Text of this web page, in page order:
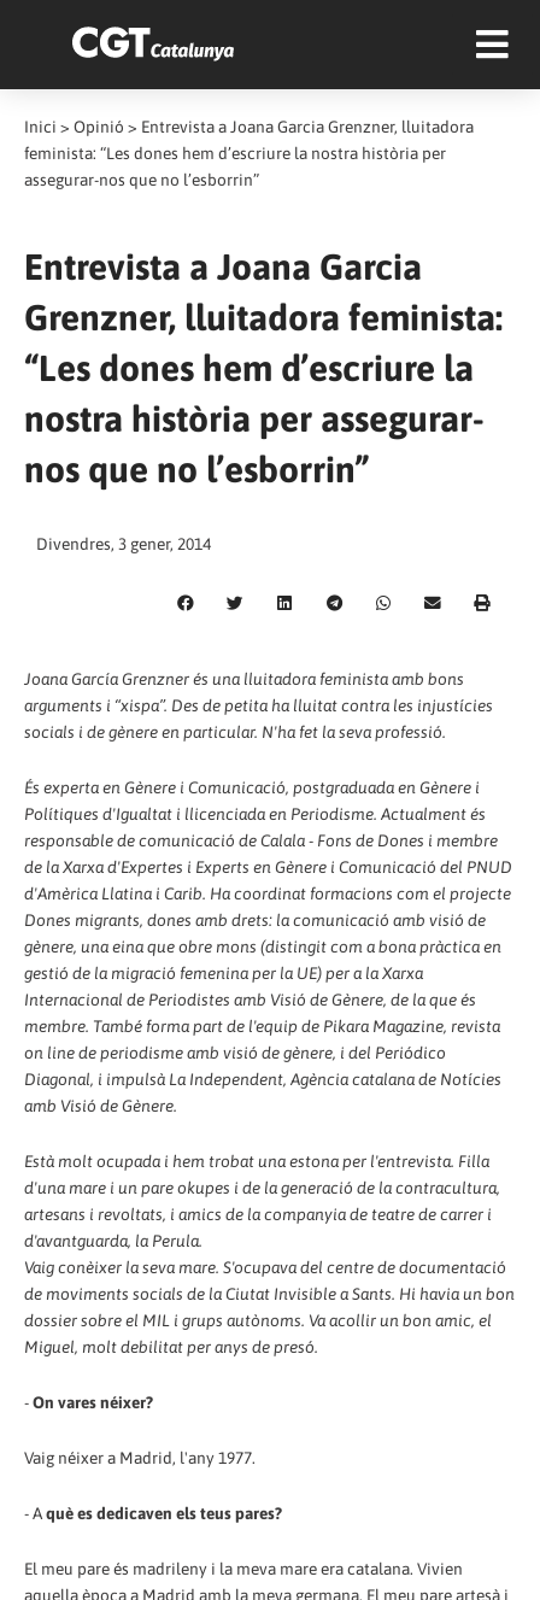
Inici > Opinió > Entrevista a Joana Garcia Grenzner, lluitadora
feminista: “Les dones hem d’escriure la nostra història per
assegurar-nos que no l’esborrin”
Entrevista a Joana Garcia
Grenzner, lluitadora feminista:
“Les dones hem d’escriure la
nostra història per assegurar-
nos que no l’esborrin”
Divendres, 3 gener, 2014
Joana García Grenzner és una lluitadora feminista amb bons
arguments i “xispa”. Des de petita ha lluitat contra les injustícies
socials i de gènere en particular. N'ha fet la seva professió.
És experta en Gènere i Comunicació, postgraduada en Gènere i
Polítiques d'Igualtat i llicenciada en Periodisme. Actualment és
responsable de comunicació de Calala - Fons de Dones i membre
de la Xarxa d'Expertes i Experts en Gènere i Comunicació del PNUD
d'Amèrica Llatina i Carib. Ha coordinat formacions com el projecte
Dones migrants, dones amb drets: la comunicació amb visió de
gènere, una eina que obre mons (distingit com a bona pràctica en
gestió de la migració femenina per la UE) per a la Xarxa
Internacional de Periodistes amb Visió de Gènere, de la que és
membre. També forma part de l'equip de Pikara Magazine, revista
on line de periodisme amb visió de gènere, i del Periódico
Diagonal, i impulsà La Independent, Agència catalana de Notícies
amb Visió de Gènere.
Està molt ocupada i hem trobat una estona per l'entrevista. Filla
d'una mare i un pare okupes i de la generació de la contracultura,
artesans i revoltats, i amics de la companyia de teatre de carrer i
d'avantguarda, la Perula.
Vaig conèixer la seva mare. S'ocupava del centre de documentació
de moviments socials de la Ciutat Invisible a Sants. Hi havia un bon
dossier sobre el MIL i grups autònoms. Va acollir un bon amic, el
Miguel, molt debilitat per anys de presó.
-On vares néixer?
Vaig néixer a Madrid, l'any 1977.
- Aquè es dedicaven els teus pares?
El meu pare és madrileny i la meva mare era catalana. Vivien
aquella època a Madrid amb la meva germana. El meu pare artesà i